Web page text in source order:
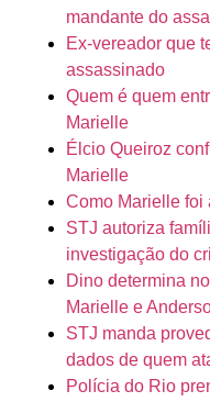
mandante do
Ex-vereador que
assassinado
Quem é quem
Marielle
Élcio Queiroz
Marielle
Como Marielle foi
STJ autoriza
investigação do
Dino determina
Marielle e
STJ manda
dados de quem
Polícia do Rio